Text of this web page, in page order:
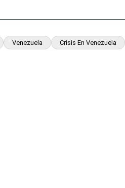
Venezuela Crisis En Venezuela